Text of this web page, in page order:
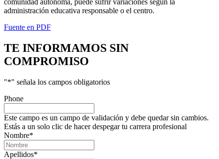
administración educativa responsable o el centro.
Fuente en PDF
TE INFORMAMOS SIN
COMPROMISO
"*" señala los campos obligatorios
Phone
Este campo es un campo de validación y debe quedar sin cambios.
Estás a un solo clic de hacer despegar tu carrera profesional
Nombre*
Apellidos*